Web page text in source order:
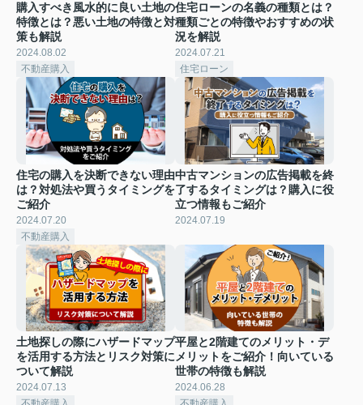
購入すべき風水的に良い土地の
特徴とは？悪い土地の特徴と対
策も解説
2024.08.02
不動産購入
住宅ローンの名義の種類とは？
種類ごとの特徴やおすすめの状
況を解説
2024.07.21
住宅ローン
住宅の購入を決断できない理由
は？対処法や買うタイミングを
ご紹介
2024.07.20
不動産購入
中古マンションの広告掲載を終
了するタイミングは？購入に役
立つ情報もご紹介
2024.07.19
土地探しの際にハザードマップ
を活用する方法とリスク対策に
ついて解説
2024.07.13
平屋と2階建てのメリット・デ
メリットをご紹介！向いている
世帯の特徴も解説
2024.06.28